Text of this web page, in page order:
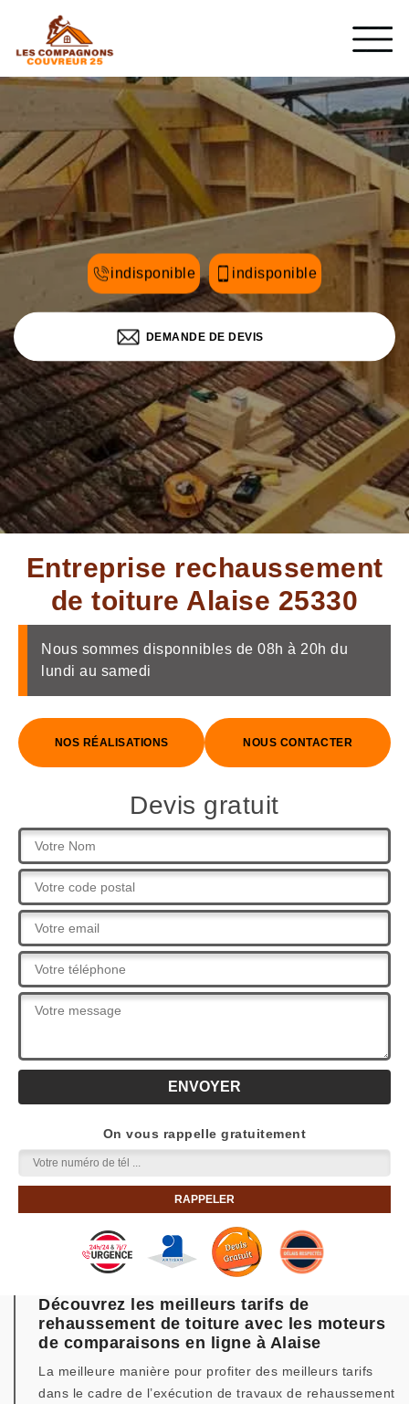
indisponible indisponible
DEMANDE DE DEVIS
Entreprise rechaussement
de toiture Alaise 25330
Nous sommes disponnibles de 08h à 20h du
lundi au samedi
NOS RÉALISATIONS NOUS CONTACTER
Devis gratuit
On vous rappelle gratuitement
Découvrez les meilleurs tarifs de
rehaussement de toiture avec les moteurs
de comparaisons en ligne à Alaise
La meilleure manière pour profiter des meilleurs tarifs
dans le cadre de l’exécution de travaux de rehaussement